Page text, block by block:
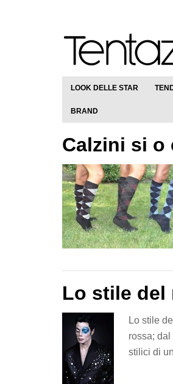
LOOK DELLE STAR
BRAND
Calzini si o
Lo stile del
Lo stile
rossa;
stilici di